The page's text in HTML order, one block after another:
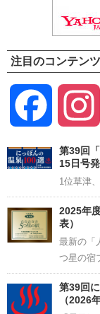
注目のコンテンツ
Facebook
第39回
15日号発
1位草津
2025年
表）
最新の「
つ星の宿
第39回
（2026